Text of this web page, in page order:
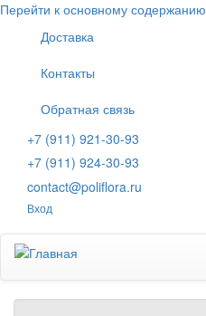
Перейти к основному содержанию
Доставка
Контакты
Обратная связь
+7 (911) 921-30-93
+7 (911) 924-30-93
contact@poliflora.ru
Вход